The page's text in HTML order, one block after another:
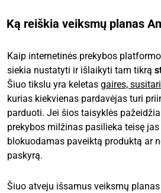
Ką reiškia veiksmų planas
Kaip internetinės prekybos
siekia nustatyti ir išlaikyti tam tikrą
Šiuo tikslu yra keletas gaires,
kurias kiekvienas pardavėjas turi
parduoti. Jei šios taisyklės
prekybos milžinas pasilieka teisę
blokuodamas paveiktą produktą ar
paskyrą.
Šiuo atveju išsamus veiksmų